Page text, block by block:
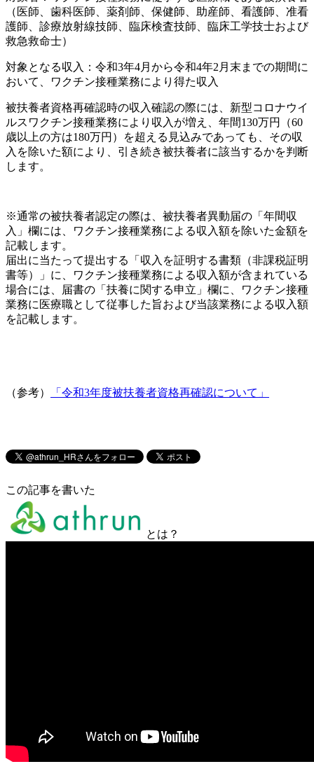
（医師、歯科医師、薬剤師、保健師、助産師、看護師、准看
護師、診療放射線技師、臨床検査技師、臨床工学技士および
救急救命士）
対象となる収入：令和3年4月から令和4年2月末までの期間に
おいて、ワクチン接種業務により得た収入
被扶養者資格再確認時の収入確認の際には、新型コロナウイ
ルスワクチン接種業務により収入が増え、年間130万円（60
歳以上の方は180万円）を超える見込みであっても、その収
入を除いた額により、引き続き被扶養者に該当するかを判断
します。
※通常の被扶養者認定の際は、被扶養者異動届の「年間収
入」欄には、ワクチン接種業務による収入額を除いた金額を
記載します。
届出に当たって提出する「収入を証明する書類（非課税証明
書等）」に、ワクチン接種業務による収入額が含まれている
場合には、届書の「扶養に関する申立」欄に、ワクチン接種
業務に医療職として従事した旨および当該業務による収入額
を記載します。
（参考） 「令和3年度被扶養者資格再確認について」
この記事を書いた
とは？